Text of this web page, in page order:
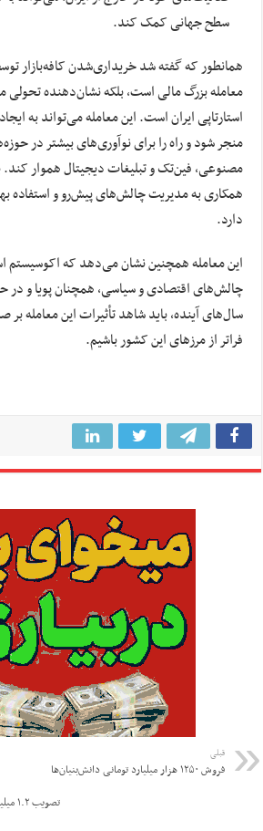
سطح جهانی کمک کند.
همانطور که گفته شد خریداری‌شدن کافه‌بازار
معامله بزرگ مالی است، بلکه نشان‌دهنده
استارتاپی ایران است. این معامله می‌تواند به
منجر شود و راه را برای نوآوری‌های بیشتر در
مصنوعی، فین‌تک و تبلیغات دیجیتال هموار کند.
همکاری به مدیریت چالش‌های پیش‌رو و استفاده
دارد.
این معامله همچنین نشان می‌دهد که اکوسیستم
چالش‌های اقتصادی و سیاسی، همچنان پویا و در
سال‌های آینده، باید شاهد تأثیرات این معامله
فراتر از مرزهای این کشور باشیم.
قبلی
فروش ۱۲۵۰ هزار میلیارد تومانی دانش‌بنیان‌ها